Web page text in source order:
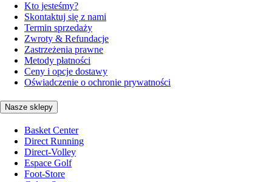
Kto jesteśmy?
Skontaktuj się z nami
Termin sprzedaży
Zwroty & Refundacje
Zastrzeżenia prawne
Metody płatności
Ceny i opcje dostawy
Oświadczenie o ochronie prywatności
Nasze sklepy
Basket Center
Direct Running
Direct-Volley
Espace Golf
Foot-Store